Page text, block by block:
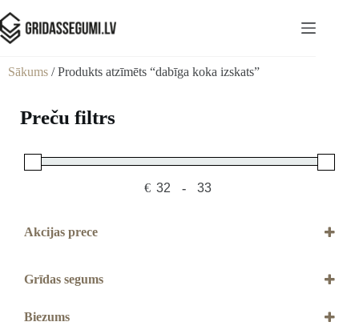
Sākums / Produkts atzīmēts “dabīga koka izskats”
Preču filtrs
€ Minimum Price
-
Maximum Price
Akcijas prece
Grīdas segums
Biezums